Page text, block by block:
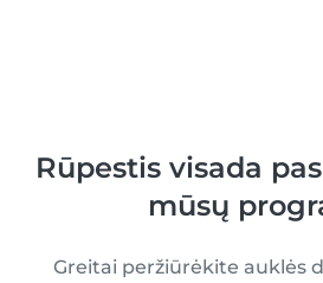
Rūpestis visada
mūsų
Greitai peržiūrėkite auklės